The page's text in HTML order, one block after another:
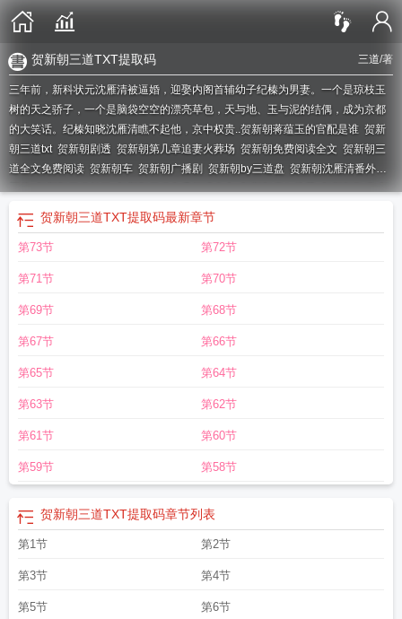
三道/著
贺新朝三道TXT提取码
三年前，新科状元沈雁清被逼婚，迎娶内阁首辅幼子纪榛为男妻。一个是琼枝玉
树的天之骄子，一个是脑袋空空的漂亮草包，天与地、玉与泥的结偶，成为京都
的大笑话。纪榛知晓沈雁清瞧不起他，京中权贵..贺新朝蒋蕴玉的官配是谁 贺新
朝三道txt 贺新朝剧透 贺新朝第几章追妻火葬场 贺新朝免费阅读全文 贺新朝三
道全文免费阅读 贺新朝车 贺新朝广播剧 贺新朝by三道盘 贺新朝沈雁清番外篇
图片贺新朝三道长佩贺新朝三道免费阅读全文贺新朝类似推荐贺新朝TXT贺
新朝是be吗 贺新朝by三道讲什么 贺新朝txt
纪榛吗 贺新朝by三道全文免费阅读txt
道 剧透贺新朝第几章和离 贺新朝纪榛沈雁清
新朝by三道讲了什么
贺新朝三道讲的什么 贺新朝by三道剧透
朝 推文贺新朝沈雁清 贺新朝by三道晋江贺新朝吐槽弃文
场哪章 贺新朝by三道讲的什么 贺新朝by三道好看吗
全部内容
贺新朝有车吗贺新朝讲什么
新朝三道txt百度
贺新朝txt番外
么 贺新朝简介
贺新朝三道TXT提取码最新章节
第73节 第72节
第71节 第70节
第69节 第68节
第67节 第66节
第65节 第64节
第63节 第62节
第61节 第60节
第59节 第58节
贺新朝三道TXT提取码章节列表
第1节 第2节
第3节 第4节
第5节 第6节